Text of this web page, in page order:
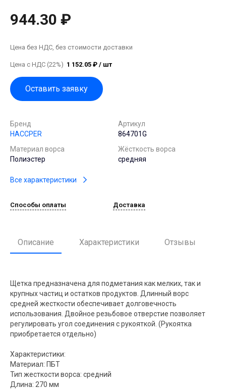
944.30 ₽
Цена без НДС, без стоимости доставки
Цена с НДС (22%) 1 152.05 ₽ / шт
Оставить заявку
Бренд
HACCPER
Артикул
864701G
Материал ворса
Полиэстер
Жёсткость ворса
средняя
Все характеристики
Способы оплаты Доставка
Описание Характеристики Отзывы
Щетка предназначена для подметания как мелких, так и
крупных частиц и остатков продуктов. Длинный ворс
средней жесткости обеспечивает долговечность
использования. Двойное резьбовое отверстие позволяет
регулировать угол соединения с рукояткой. (Рукоятка
приобретается отдельно)
Характеристики:
Материал: ПБТ
Тип жесткости ворса: средний
Длина: 270 мм